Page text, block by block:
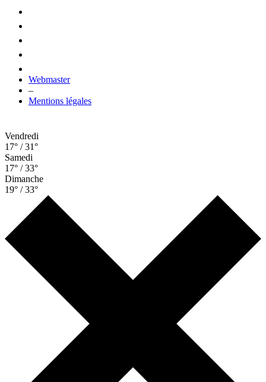
Webmaster
–
Mentions légales
Vendredi
17° / 31°
Samedi
17° / 33°
Dimanche
19° / 33°